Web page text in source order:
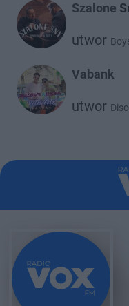
Szalone
utwor
Vabank
utwor